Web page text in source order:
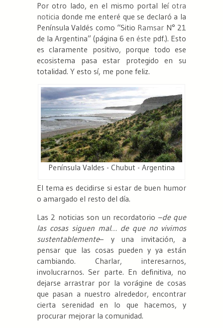
Por otro lado, en el mismo portal leí otra
noticia donde me enteré que se declaró a la
Península Valdés como “Sitio Ramsar N° 21
de la Argentina” (página 6 en éste pdf.). Esto
es claramente positivo, porque todo ese
ecosistema pasa estar protegido en su
totalidad. Y esto sí, me pone feliz.
Península Valdes - Chubut - Argentina
El tema es decidirse si estar de buen humor
o amargado el resto del día.
Las 2 noticias son un recordatorio –de que
las cosas siguen mal… de que no vivimos
sustentablemente– y una invitación, a
pensar que las cosas pueden y ya están
cambiando. Charlar, interesarnos,
involucrarnos. Ser parte. En definitiva, no
dejarse arrastrar por la vorágine de cosas
que pasan a nuestro alrededor, encontrar
cierta serenidad en lo que hacemos, y
procurar mejorar la comunidad.